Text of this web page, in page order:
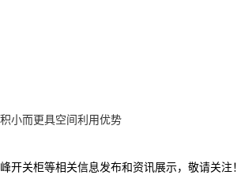
小而更具空间利用优势
开关柜等相关信息发布和资讯展示，敬请关注！